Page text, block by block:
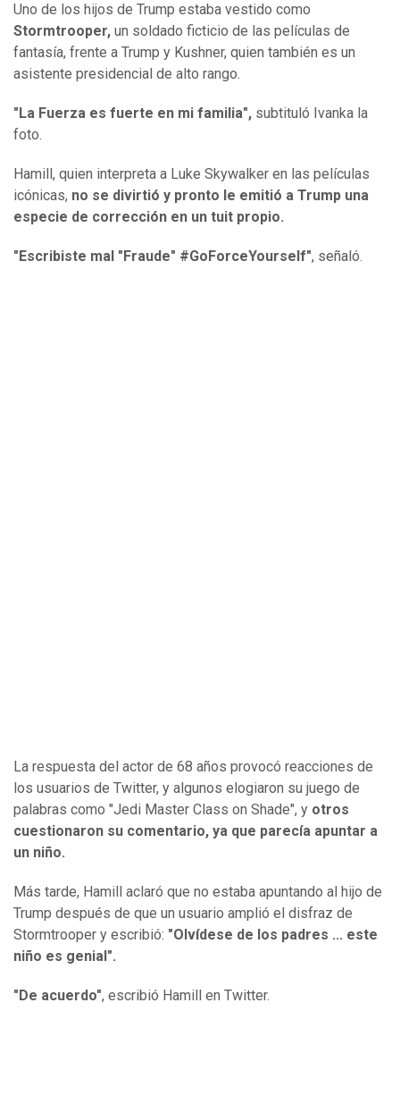
Uno de los hijos de Trump estaba vestido como
Stormtrooper, un soldado ficticio de las películas de
fantasía, frente a Trump y Kushner, quien también es un
asistente presidencial de alto rango.
"La Fuerza es fuerte en mi familia", subtituló Ivanka la
foto.
Hamill, quien interpreta a Luke Skywalker en las películas
icónicas, no se divirtió y pronto le emitió a Trump una
especie de corrección en un tuit propio.
"Escribiste mal "Fraude" #GoForceYourself", señaló.
La respuesta del actor de 68 años provocó reacciones de
los usuarios de Twitter, y algunos elogiaron su juego de
palabras como "Jedi Master Class on Shade", y otros
cuestionaron su comentario, ya que parecía apuntar a
un niño.
Más tarde, Hamill aclaró que no estaba apuntando al hijo de
Trump después de que un usuario amplió el disfraz de
Stormtrooper y escribió: "Olvídese de los padres ... este
niño es genial".
"De acuerdo", escribió Hamill en Twitter.